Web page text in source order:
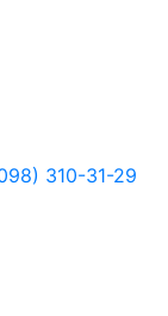
310-31-29